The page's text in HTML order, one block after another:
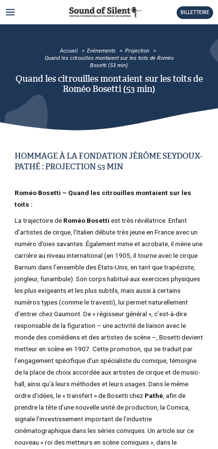
au
MAIN
MENU
BILLETTERIE
Accueil Evénements
Projection
Quand les citrouilles montaient sur les toits de Roméo
Bosetti (53 min)
Quand les citrouilles montaient sur les toits de
Roméo Bosetti (53 min)
HOMMAGE À LA FONDATION JÉRÔME SEYDOUX-
PATHÉ : PROJECTION 53 MIN
Roméo Bosetti – Quand les citrouilles montaient sur les
toits :
La trajectoire de Roméo Bosetti est très révélatrice. Enfant
d’artistes de cirque, l’Italien débute très jeune en France avec un
numéro d’oies savantes. Également mime et acrobate, il mène une
carrière au niveau international (en 1905, il tourne avec le cirque
Barnum dans l’ensemble des États-Unis, en tant que trapéziste,
jongleur, funambule). Son corps habitué aux exercices physiques
les plus exigeants et les plus subtils, mais aussi à certains
numéros types (comme le travesti), lui permet naturellement
d’entrer chez Gaumont. De « régisseur général », c’est-à-dire
responsable de la figuration – une activité de liaison avec le
monde des comédiens et des artistes de scène –, Bosetti devient
metteur en scène en 1907. Cette promotion, qui se traduit par
l’engagement spécifique d’un spécialiste du comique, témoigne
de la place de choix accordée aux artistes de cirque et de music-
hall, ainsi qu’à leurs méthodes et leurs usages. Dans le même
ordre d’idées, le « transfert » de Bosetti chez Pathé, afin de
prendre la tête d’une nouvelle unité de production, la Comica,
signale l’investissement important de l’industrie
cinématographique dans les séries comiques. Un article sur ce
nouveau « roi des metteurs en scène comiques », dans le